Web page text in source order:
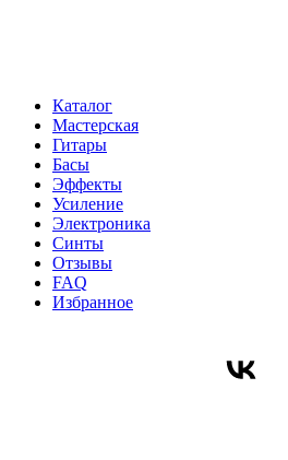
Каталог
Мастерская
Гитары
Басы
Эффекты
Усиление
Электроника
Синты
Отзывы
FAQ
Избранное